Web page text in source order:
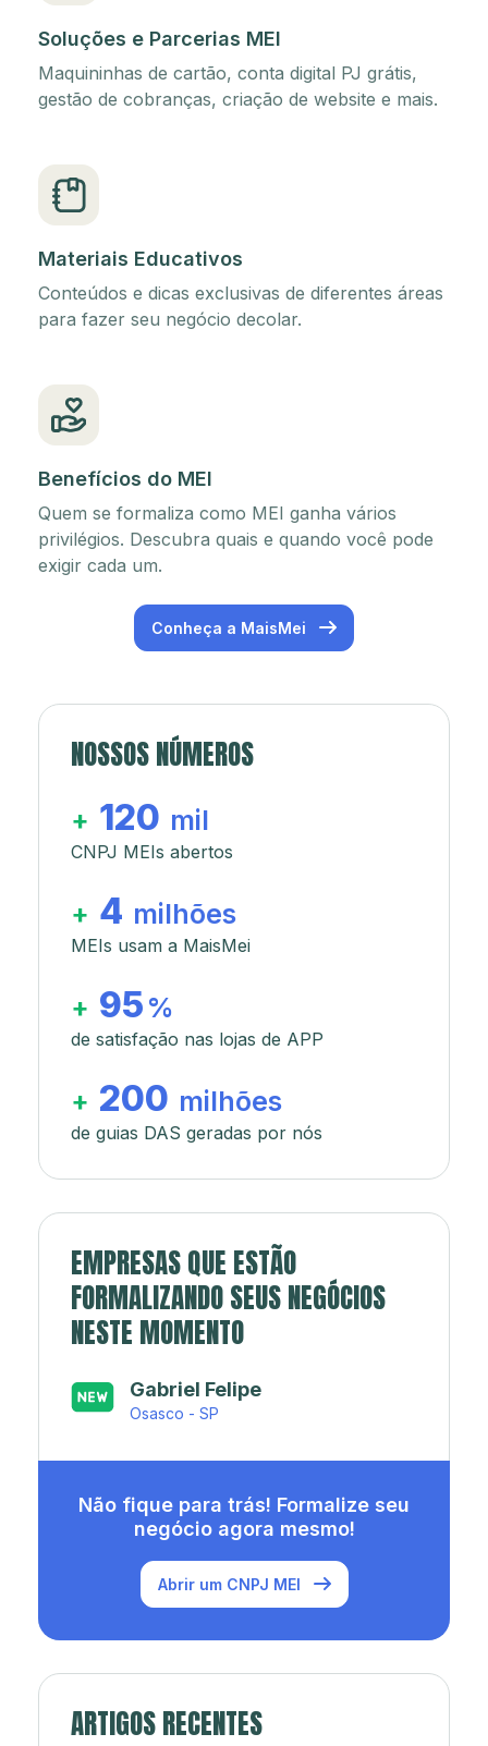
Soluções e Parcerias MEI
Maquininhas de cartão, conta digital PJ grátis,
gestão de cobranças, criação de website e mais.
Materiais Educativos
Conteúdos e dicas exclusivas de diferentes áreas
para fazer seu negócio decolar.
Benefícios do MEI
Quem se formaliza como MEI ganha vários
privilégios. Descubra quais e quando você pode
exigir cada um.
Conheça a MaisMei
NOSSOS NÚMEROS
+ 120 mil
CNPJ MEIs abertos
+ 4 milhões
MEIs usam a MaisMei
+ 95 %
de satisfação nas lojas de APP
+ 200 milhões
de guias DAS geradas por nós
EMPRESAS QUE ESTÃO
FORMALIZANDO SEUS NEGÓCIOS
NESTE MOMENTO
Japa’s açaí e sorveteria
Rio de Janeiro - RJ
Não fique para trás! Formalize seu
negócio agora mesmo!
Abrir um CNPJ MEI
ARTIGOS RECENTES